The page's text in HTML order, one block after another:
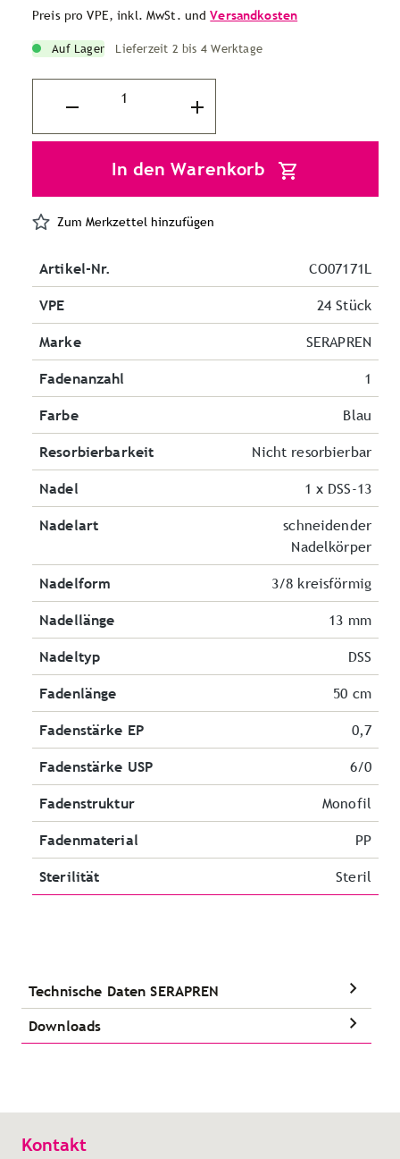
Preis pro VPE, inkl. MwSt. undVersandkosten
Auf Lager Lieferzeit 2 bis 4 Werktage
In den Warenkorb
Zum Merkzettel hinzufügen
Artikel-Nr. CO07171L
VPE 24 Stück
Marke SERAPREN
Fadenanzahl 1
Farbe Blau
Resorbierbarkeit Nicht resorbierbar
Nadel 1 x DSS-13
Nadelart
schneidender
Nadelkörper
Nadelform 3/8 kreisförmig
Nadellänge 13 mm
Nadeltyp DSS
Fadenlänge 50 cm
Fadenstärke EP 0,7
Fadenstärke USP 6/0
Fadenstruktur Monofil
Fadenmaterial PP
Sterilität Steril
Technische Daten SERAPREN
Downloads
Kontakt